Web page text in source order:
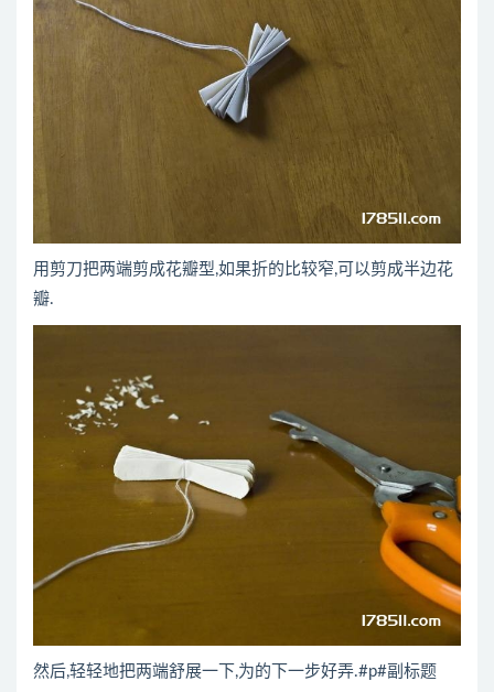
用剪刀把两端剪成花瓣型,如果折的比较窄,可以剪成半边花
瓣.
然后,轻轻地把两端舒展一下,为的下一步好弄.#p#副标题